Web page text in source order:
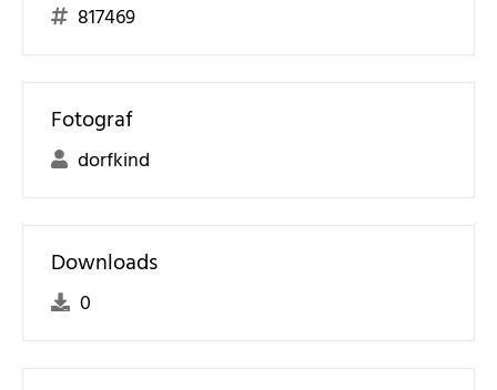
817469
Fotograf
dorfkind
Downloads
0